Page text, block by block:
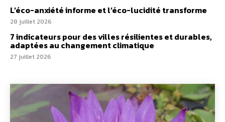
L’éco-anxiété informe et l’éco-lucidité transforme
28 juillet 2026
7 indicateurs pour des villes résilientes et durables,
adaptées au changement climatique
27 juillet 2026